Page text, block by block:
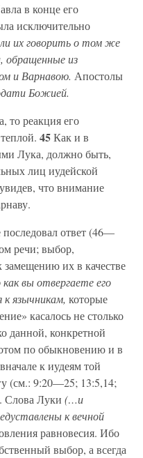
в конце его
исключительно
их говорить о том же
обращенные из
и Варнавою. Апостолы
Божией.
то реакция его
45Как и в
Лука, должно быть,
лиц иудейской
увидев, что внимание
ответ (46—
речи; выбор,
их в качестве
вы отвергаете его
язычникам, которые
касалось не столько
данной, конкретной
по обыкновению и в
к иудеям той
(см.: 9:20—25; 13:5,14;
Слова Луки (…и
к вечной
равновесия. Ибо
выбор, а всегда